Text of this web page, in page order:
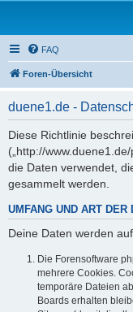
FAQ
Foren-Übersicht
duene1.de -
Diese Richtlinie
(„http://
die Daten verwendet,
gesammelt werden.
UMFANG UND ART DER
Deine Daten werden
Die Forensoftware
mehrere Cookies.
temporäre Dateien
Boards erhalten